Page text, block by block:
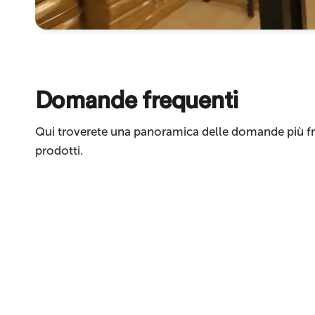
Domande frequenti
Qui troverete una panoramica delle domande più
prodotti.